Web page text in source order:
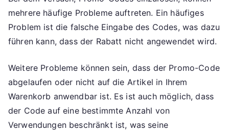
mehrere häufige Probleme auftreten. Ein häufiges
Problem ist die falsche Eingabe des Codes, was dazu
führen kann, dass der Rabatt nicht angewendet wird.
Weitere Probleme können sein, dass der Promo-Code
abgelaufen oder nicht auf die Artikel in Ihrem
Warenkorb anwendbar ist. Es ist auch möglich, dass
der Code auf eine bestimmte Anzahl von
Verwendungen beschränkt ist, was seine